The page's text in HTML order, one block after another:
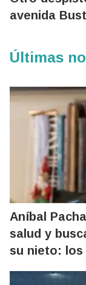
avenida
Últimas
Aníbal
salud y
su nieto: los